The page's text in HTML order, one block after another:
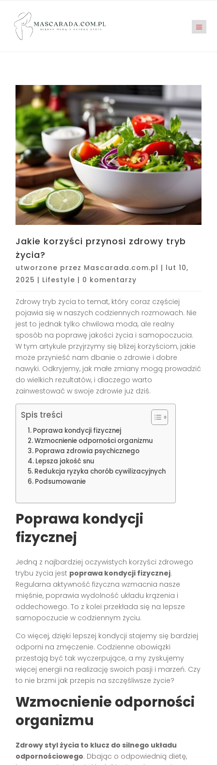
Jakie korzyści przynosi zdrowy tryb
życia?
utworzone przez Mascarada.com.pl | lut 10,
2025 | Lifestyle | 0 komentarzy
Zdrowy tryb życia to temat, który coraz częściej
pojawia się w naszych codziennych rozmowach. Nie
jest to jednak tylko chwilowa moda, ale realny
sposób na poprawę jakości życia i samopoczucia.
W tym artykule przyjrzymy się bliżej korzyściom, jakie
może przynieść nam dbanie o zdrowie i dobre
nawyki. Odkryjemy, jak małe zmiany mogą prowadzić
do wielkich rezultatów, i dlaczego warto
zainwestować w swoje zdrowie już dziś.
Spis treści
Poprawa kondycji fizycznej
Wzmocnienie odporności organizmu
Poprawa zdrowia psychicznego
Lepsza jakość snu
Redukcja ryzyka chorób cywilizacyjnych
Podsumowanie
Poprawa kondycji
fizycznej
Jedną z najbardziej oczywistych korzyści zdrowego
trybu życia jest poprawa kondycji fizycznej.
Regularna aktywność fizyczna wzmacnia nasze
mięśnie, poprawia wydolność układu krążenia i
oddechowego. To z kolei przekłada się na lepsze
samopoczucie w codziennym życiu.
Co więcej, dzięki lepszej kondycji stajemy się bardziej
odporni na zmęczenie. Codzienne obowiązki
przestają być tak wyczerpujące, a my zyskujemy
więcej energii na realizację swoich pasji i marzeń. Czy
to nie brzmi jak przepis na szczęśliwsze życie?
Wzmocnienie odporności
organizmu
Zdrowy styl życia to klucz do silnego układu
odpornościowego. Dbając o odpowiednią dietę,